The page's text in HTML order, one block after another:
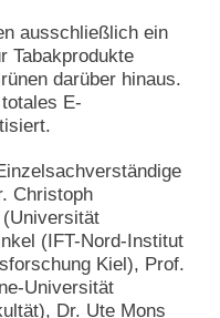
ausschließlich ein
Tabakprodukte
darüber hinaus.
E-
Christoph
(Universität
(IFT-Nord-Institut
Kiel), Prof.
Universität
Dr. Ute Mons